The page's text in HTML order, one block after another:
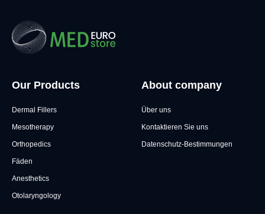
Our Products
Dermal Fillers
Mesotherapy
Orthopedics
Fäden
Anesthetics
Otolaryngology
About company
Über uns
Kontaktieren Sie uns
Datenschutz-Bestimmungen